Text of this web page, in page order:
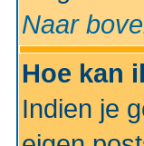
Naar
Hoe kan
Indien je